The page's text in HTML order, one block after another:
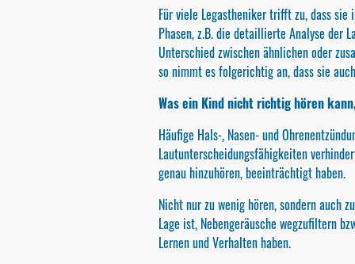
Für viele Legastheniker trifft zu, dass
Phasen, z.B. die detaillierte Analyse der
Unterschied zwischen ähnlichen oder
so nimmt es folgerichtig an, dass sie
Was ein Kind nicht richtig hören
Häufige Hals-, Nasen- und
Lautunterscheidungsfähigkeiten
genau hinzuhören, beeinträchtigt haben.
Nicht nur zu wenig hören, sondern auch
Lage ist, Nebengeräusche wegzufiltern
Lernen und Verhalten haben.